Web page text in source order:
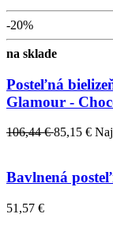
-20%
na sklade
Posteľná
Glamour -
106,44 €85,15 €
Bavlnená
51,57 €